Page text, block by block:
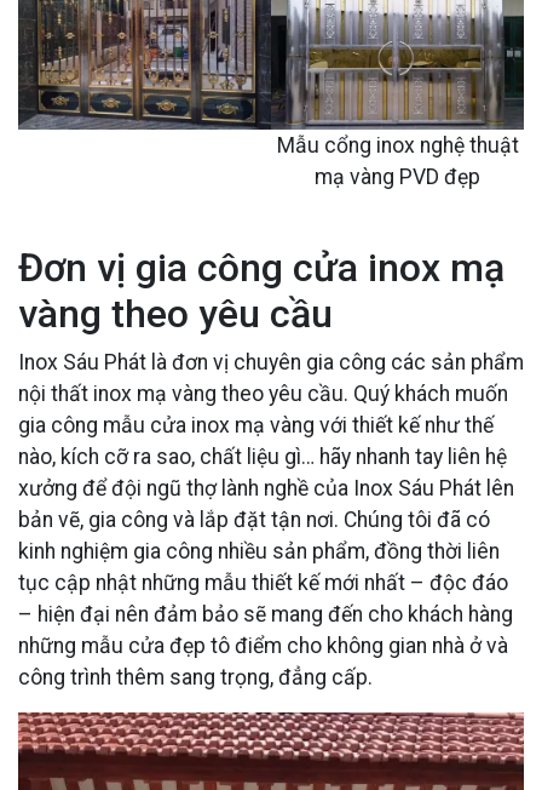
Mẫu cổng inox nghệ thuật
mạ vàng PVD đẹp
Đơn vị gia công cửa inox mạ
vàng theo yêu cầu
Inox Sáu Phát là đơn vị chuyên gia công các sản phẩm
nội thất inox mạ vàng theo yêu cầu. Quý khách muốn
gia công mẫu cửa inox mạ vàng với thiết kế như thế
nào, kích cỡ ra sao, chất liệu gì… hãy nhanh tay liên hệ
xưởng để đội ngũ thợ lành nghề của Inox Sáu Phát lên
bản vẽ, gia công và lắp đặt tận nơi. Chúng tôi đã có
kinh nghiệm gia công nhiều sản phẩm, đồng thời liên
tục cập nhật những mẫu thiết kế mới nhất – độc đáo
– hiện đại nên đảm bảo sẽ mang đến cho khách hàng
những mẫu cửa đẹp tô điểm cho không gian nhà ở và
công trình thêm sang trọng, đẳng cấp.